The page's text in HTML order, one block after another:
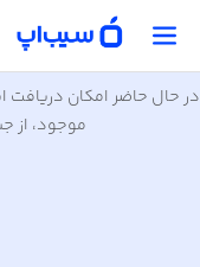
در حال حاضر امکان دریافت
موجود، از